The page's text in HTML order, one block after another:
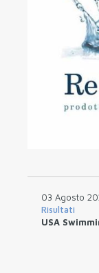
03 Agosto
Risultati
USA